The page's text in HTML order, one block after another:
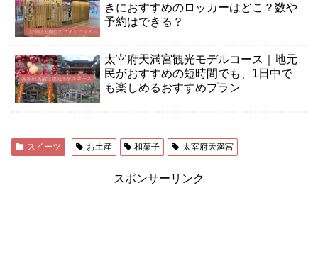
きにおすすめのロッカーはどこ？数や
予約はできる？
太宰府天満宮観光モデルコース｜地元
民がおすすめの短時間でも、1日中で
も楽しめるおすすめプラン
スイーツ お土産 和菓子 太宰府天満宮
スポンサーリンク